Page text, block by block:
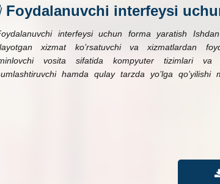
Foydalanuvchi interfeysi
interfeysi uchun forma yaratish
xizmat ko’rsatuvchi va xizmatlardan
vosita sifatida kompyuter tizimlari
hamda qulay tarzda yo’lga qo’yilishi